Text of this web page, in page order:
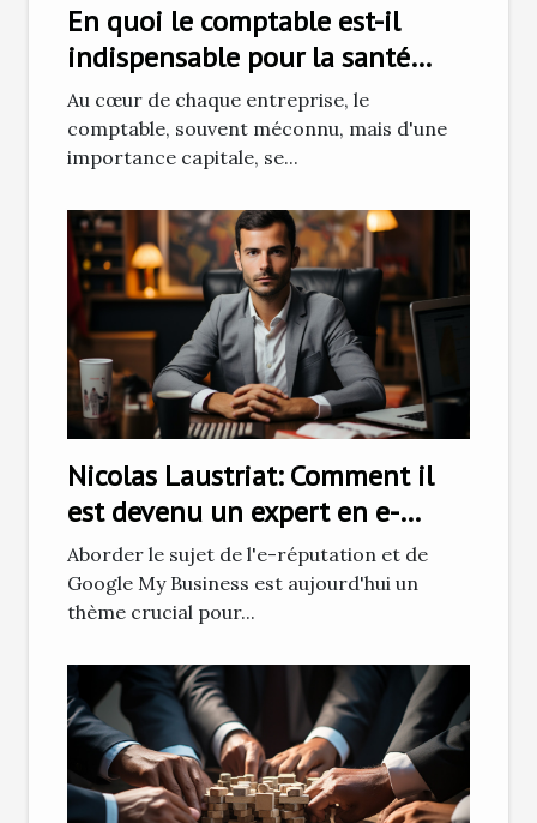
En quoi le comptable est-il
indispensable pour la santé
financière de votre entreprise ?
Au cœur de chaque entreprise, le
comptable, souvent méconnu, mais d'une
importance capitale, se...
Nicolas Laustriat: Comment il
est devenu un expert en e-
réputation et Google My
Business
Aborder le sujet de l'e-réputation et de
Google My Business est aujourd'hui un
thème crucial pour...